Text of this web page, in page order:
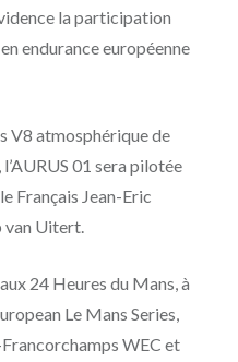
la participation
endurance européenne
V8 atmosphérique de
01 sera pilotée
Français Jean-Eric
van Uitert.
24 Heures du Mans, à
Le Mans Series,
Francorchamps WEC et